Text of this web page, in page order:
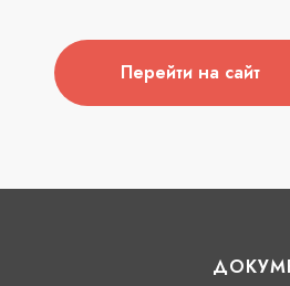
Перейти на сайт